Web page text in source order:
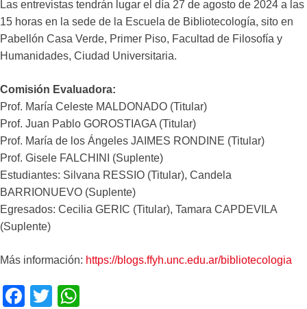
Las entrevistas tendrán lugar el día 27 de agosto de 2024 a las
15 horas en la sede de la Escuela de Bibliotecología, sito en
Pabellón Casa Verde, Primer Piso, Facultad de Filosofía y
Humanidades, Ciudad Universitaria.
Comisión Evaluadora:
Prof. María Celeste MALDONADO (Titular)
Prof. Juan Pablo GOROSTIAGA (Titular)
Prof. María de los Ángeles JAIMES RONDINE (Titular)
Prof. Gisele FALCHINI (Suplente)
Estudiantes: Silvana RESSIO (Titular), Candela
BARRIONUEVO (Suplente)
Egresados: Cecilia GERIC (Titular), Tamara CAPDEVILA
(Suplente)
Más información: https://blogs.ffyh.unc.edu.ar/bibliotecologia
F
T